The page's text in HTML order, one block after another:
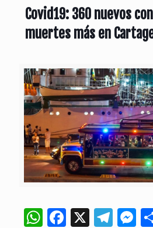
Covid19: 360 nuevos
muertes más en
WhatsApp
Facebook
X